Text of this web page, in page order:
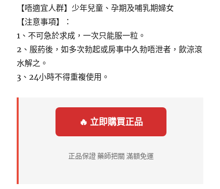
【唔適宜人群】少年兒童、孕期及哺乳期婦女
【注意事項】：
1、不可急於求成，一次只能服一粒。
2、服葯後，如多次勃起或房事中久勃唔泄者，飲涼滾
水解之。
3、24小時不得重複使用。
🔥 立即購買正品
正品保證 藥師把關 滿額免運